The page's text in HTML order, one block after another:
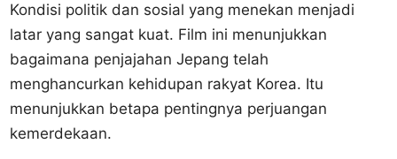
Kondisi politik dan sosial yang menekan menjadi
latar yang sangat kuat. Film ini menunjukkan
bagaimana penjajahan Jepang telah
menghancurkan kehidupan rakyat Korea. Itu
menunjukkan betapa pentingnya perjuangan
kemerdekaan.